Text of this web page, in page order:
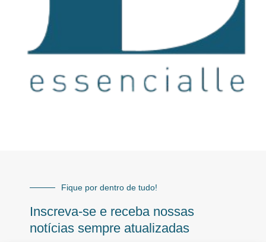
Fique por dentro de tudo!
Inscreva-se e receba nossas
notícias sempre atualizadas